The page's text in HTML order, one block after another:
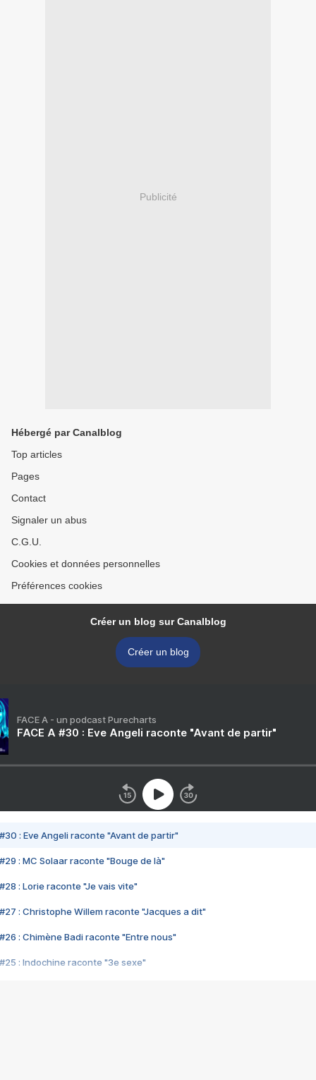
Publicité
Hébergé par Canalblog
Top articles
Pages
Contact
Signaler un abus
C.G.U.
Cookies et données personnelles
Préférences cookies
Créer un blog sur Canalblog
Créer un blog
FACE A - un podcast Purecharts
FACE A #30 : Eve Angeli raconte "Avant de partir"
#30 : Eve Angeli raconte "Avant de partir"
#29 : MC Solaar raconte "Bouge de là"
#28 : Lorie raconte "Je vais vite"
#27 : Christophe Willem raconte "Jacques a dit"
#26 : Chimène Badi raconte "Entre nous"
#25 : Indochine raconte "3e sexe"